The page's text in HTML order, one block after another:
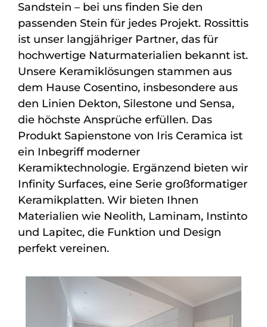
Sandstein – bei uns finden Sie den
passenden Stein für jedes Projekt. Rossittis
ist unser langjähriger Partner, das für
hochwertige Naturmaterialien bekannt ist.
Unsere Keramiklösungen stammen aus
dem Hause Cosentino, insbesondere aus
den Linien Dekton, Silestone und Sensa,
die höchste Ansprüche erfüllen. Das
Produkt Sapienstone von Iris Ceramica ist
ein Inbegriff moderner
Keramiktechnologie. Ergänzend bieten wir
Infinity Surfaces, eine Serie großformatiger
Keramikplatten. Wir bieten Ihnen
Materialien wie Neolith, Laminam, Instinto
und Lapitec, die Funktion und Design
perfekt vereinen.